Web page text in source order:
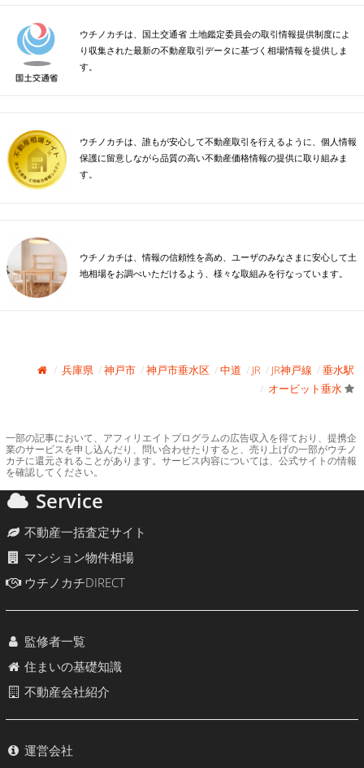
ウチノカチは、国土交通省 土地鑑定委員会の取引情報提供制度によ
り収集された最新の不動産取引データに基づく相場情報を提供しま
す。
ウチノカチは、誰もが安心して不動産取引を行えるように、個人情報
保護に留意しながら品質の高い不動産価格情報の提供に取り組みま
す。
ウチノカチは、情報の信頼性を高め、ユーザのみなさまに安心して土
地相場をお調べいただけるよう、様々な取組みを行なっています。
兵庫県 神戸市 神戸市垂水区 中道 JR JR神戸線
垂水駅
オービット垂水
一部の記事において、アフィリエイトプログラムの広告収入を得ており、提携企
業のサービスを申し込んだり、問い合わせたりすると、売り上げの一部がウチノ
カチに還元されることがあります。サービス内容については、公式サイトの情報
を確認してください。
Service
不動産一括査定サイト
マンション物件相場
ウチノカチDIRECT
監修者一覧
住まいの基礎知識
不動産会社紹介
運営会社